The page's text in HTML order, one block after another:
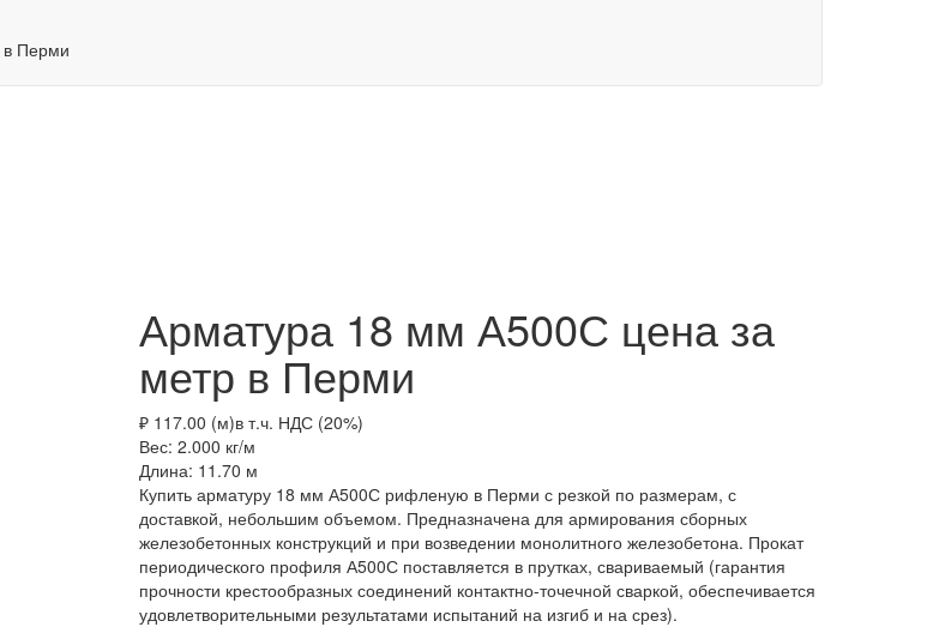
Арматура 18 мм А500С цена за
метр в Перми
₽ 117.00 (м)в т.ч. НДС (20%)
Вес: 2.000 кг/м
Длина: 11.70 м
Купить арматуру 18 мм А500С рифленую в Перми с резкой по размерам, с
доставкой, небольшим объемом. Предназначена для армирования сборных
железобетонных конструкций и при возведении монолитного железобетона. Прокат
периодического профиля А500С поставляется в прутках, свариваемый (гарантия
прочности крестообразных соединений контактно-точечной сваркой, обеспечивается
удовлетворительными результатами испытаний на изгиб и на срез).